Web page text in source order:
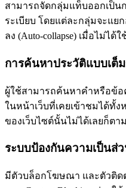
สามารถจัดกลุ่มแท็บออกเป็นก
ระเบียบ โดยแต่ละกลุ่มจะแย
ลง (Auto-collapse) เมื่อไม่ไ
การค้นหาประวัติแบบเต็
ผู้ใช้สามารถค้นหาคำหรือข้อ
ในหน้าเว็บที่เคยเข้าชมได้ทั้
ของเว็บไซต์นั้นไม่ได้เลยก็ตาม
ระบบป้องกันความเป็นส่
มีตัวบล็อกโฆษณา และตัวติดต